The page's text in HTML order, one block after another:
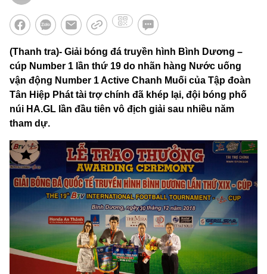
(Thanh tra)- Giải bóng đá truyền hình Bình Dương –
cúp Number 1 lần thứ 19 do nhãn hàng Nước uống
vận động Number 1 Active Chanh Muối của Tập đoàn
Tân Hiệp Phát tài trợ chính đã khép lại, đội bóng phố
núi HA.GL lần đầu tiên vô địch giải sau nhiều năm
tham dự.